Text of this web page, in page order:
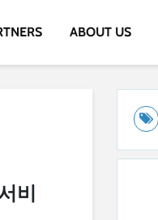
ABOUT US
비